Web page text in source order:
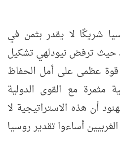
شريكًا لا يقدر بثمن في
حيث ترفض نيودلهي تشكيل
عظمى على أمل الحفاظ
مثمرة مع القوى الدولية
أن هذه الاستراتيجية لا
أساءوا تقدير روسيا